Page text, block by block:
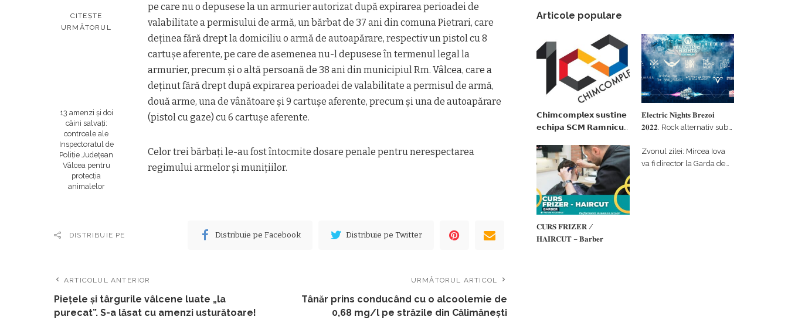
CITEȘTE
URMĂTORUL
13 amenzi și doi
câini salvați:
controale ale
Inspectoratul de
Poliție Județean
Vâlcea pentru
protecția
animalelor
pe care nu o depusese la un armurier autorizat după expirarea perioadei de
valabilitate a permisului de armă, un bărbat de 37 ani din comuna Pietrari, care
deţinea fără drept la domiciliu o armă de autoapărare, respectiv un pistol cu 8
cartuşe aferente, pe care de asemenea nu-l depusese în termenul legal la
armurier, precum şi o altă persoană de 38 ani din municipiul Rm. Vâlcea, care a
deţinut fără drept după expirarea perioadei de valabilitate a permisul de armă,
două arme, una de vânătoare şi 9 cartuşe aferente, precum şi una de autoapărare
(pistol cu gaze) cu 6 cartuşe aferente.
Celor trei bărbaţi le-au fost întocmite dosare penale pentru nerespectarea
regimului armelor şi muniţiilor.
DISTRIBUIE PE Distribuie pe Facebook Distribuie pe Twitter
ARTICOLUL ANTERIOR
Pieţele şi târgurile vâlcene luate „la
purecat”. S-a lăsat cu amenzi usturătoare!
URMĂTORUL ARTICOL
Tânăr prins conducând cu o alcoolemie de
0,68 mg/l pe străzile din Călimăneşti
Articole populare
𝗖𝗵𝗶𝗺𝗰𝗼𝗺𝗽𝗹𝗲𝘅 𝘀𝘂𝘀𝘁𝗶𝗻𝗲
𝗲𝗰𝗵𝗶𝗽𝗮 𝗦𝗖𝗠 𝗥𝗮𝗺𝗻𝗶𝗰𝘂
𝗽𝗮𝗿𝘁𝗲𝗻𝗲𝗿 𝗳𝗶𝗻𝗮𝗻𝘁𝗮𝘁𝗼𝗿
𝐄𝐥𝐞𝐜𝐭𝐫𝐢𝐜 𝐍𝐢𝐠𝐡𝐭𝐬 𝐁𝐫𝐞𝐳𝐨𝐢
𝟐𝟎𝟐𝟐. Rock alternativ sub
#𝐁𝐫𝐞𝐳𝐨𝐢𝐮𝐥𝐋𝐮𝐦𝐢𝐢
𝐂𝐔𝐑𝐒 𝐅𝐑𝐈𝐙𝐄𝐑 /
𝐇𝐀𝐈𝐑𝐂𝐔𝐓 – 𝐁𝐚𝐫𝐛𝐞𝐫
Zvonul zilei: Mircea Iova
va fi director la Garda de